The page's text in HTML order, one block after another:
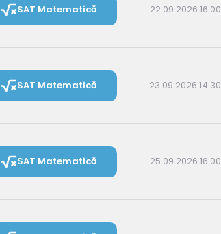
SAT Matematică 22.09.2026 16:00
SAT Matematică 23.09.2026 14:30
SAT Matematică 25.09.2026 16:00